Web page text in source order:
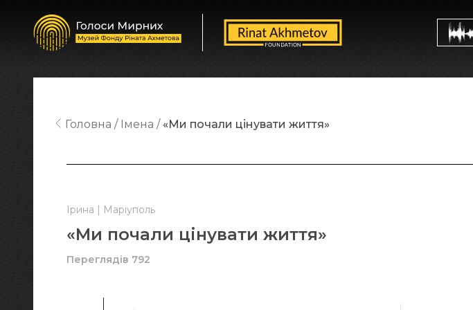
Ірина | Маріуполь
«Ми почали цінувати життя»
Переглядів 792
Головна Імена «Ми почали цінувати життя»